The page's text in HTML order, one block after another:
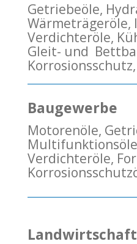
Getriebeöle,
Verdichteröle,
Gleit- und
Baugewerbe
Motorenöle,
Verdichteröle,
Landwirtschaft